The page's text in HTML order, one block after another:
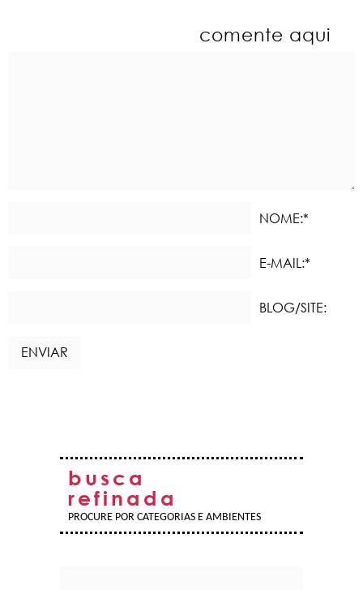
comente aqui
NOME:*
E-MAIL:*
BLOG/SITE:
busca
refinada
PROCURE POR CATEGORIAS E AMBIENTES